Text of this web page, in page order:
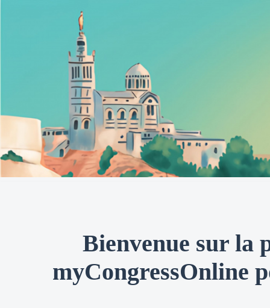
Bienvenue sur la
myCongressOnline